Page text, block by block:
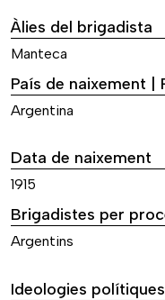
Àlies del brigadista
Manteca
País de naixement |
Argentina
Data de naixement
1915
Brigadistes per
Argentins
Ideologies polítiques